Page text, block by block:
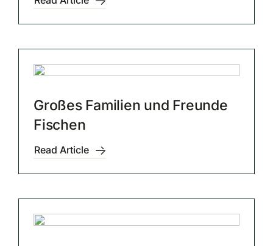
Großes Familien und Freunde
Fischen
Read Article